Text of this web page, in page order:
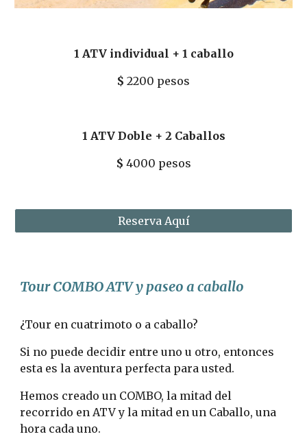
1 ATV individual + 1 caballo
$ 2200 pesos
1 ATV Doble + 2 Caballos
$ 4000 pesos
Reserva Aquí
Tour COMBO ATV y paseo a caballo
¿Tour en cuatrimoto o a caballo?
Si no puede decidir entre uno u otro, entonces
esta es la aventura perfecta para usted.
Hemos creado un COMBO, la mitad del
recorrido en ATV y la mitad en un Caballo, una
hora cada uno.